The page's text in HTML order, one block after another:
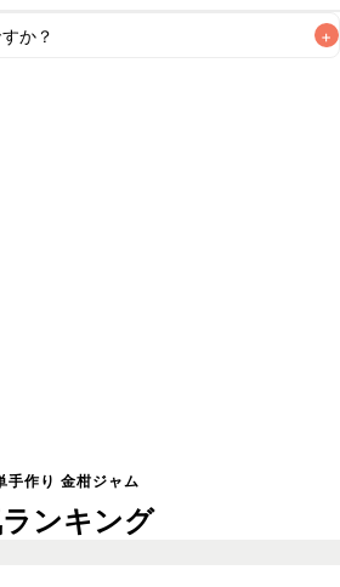
か？ +
目安です。なるべくお早めにお召し
手作り 金柑ジャム
ンキング